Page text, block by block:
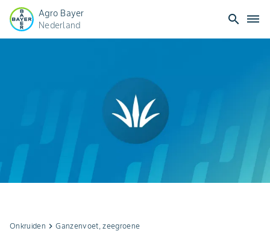
Agro Bayer
Nederland
search dehaze
Onkruiden keyboard_arrow_rightGanzenvoet, zeegroene